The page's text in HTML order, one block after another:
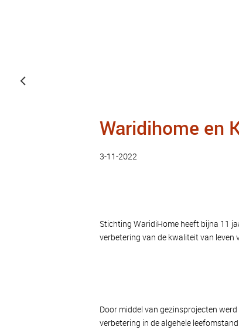
Waridihome en
3-11-2022
Stichting WaridiHome heeft bijna 11
verbetering van de kwaliteit van leven
Door middel van gezinsprojecten
verbetering in de algehele